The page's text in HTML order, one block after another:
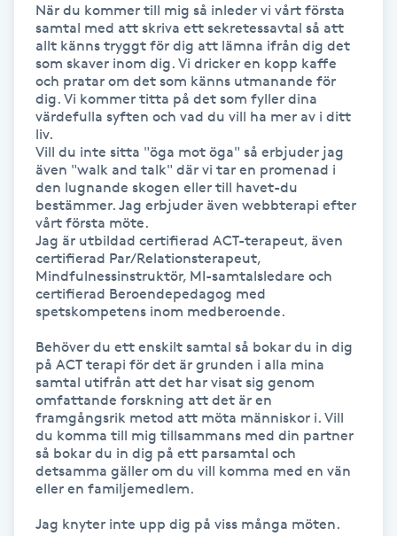
HIFU
Hollywood Peel
Hot Stone Massage
Hot yoga
Hudföryngring
Huduppstramning
Hyaluronsyra
Hyperhidros
Hypnos
Hårborttagning
När du kommer till mig så inleder vi vårt första
samtal med att skriva ett sekretessavtal så att
allt känns tryggt för dig att lämna ifrån dig det
som skaver inom dig. Vi dricker en kopp kaffe
och pratar om det som känns utmanande för
dig. Vi kommer titta på det som fyller dina
värdefulla syften och vad du vill ha mer av i ditt
liv.
Vill du inte sitta "öga mot öga" så erbjuder jag
även "walk and talk" där vi tar en promenad i
den lugnande skogen eller till havet-du
bestämmer. Jag erbjuder även webbterapi efter
vårt första möte.
Jag är utbildad certifierad ACT-terapeut, även
certifierad Par/Relationsterapeut,
Mindfulnessinstruktör, MI-samtalsledare och
certifierad Beroendepedagog med
spetskompetens inom medberoende.
Behöver du ett enskilt samtal så bokar du in dig
på ACT terapi för det är grunden i alla mina
samtal utifrån att det har visat sig genom
omfattande forskning att det är en
framgångsrik metod att möta människor i. Vill
du komma till mig tillsammans med din partner
så bokar du in dig på ett parsamtal och
detsamma gäller om du vill komma med en vän
eller en familjemedlem.
Jag knyter inte upp dig på viss många möten.